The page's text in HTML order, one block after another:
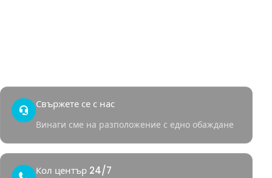
Свържете се с нас
Винаги сме на разположение с едно обаждане
Кол център 24/7